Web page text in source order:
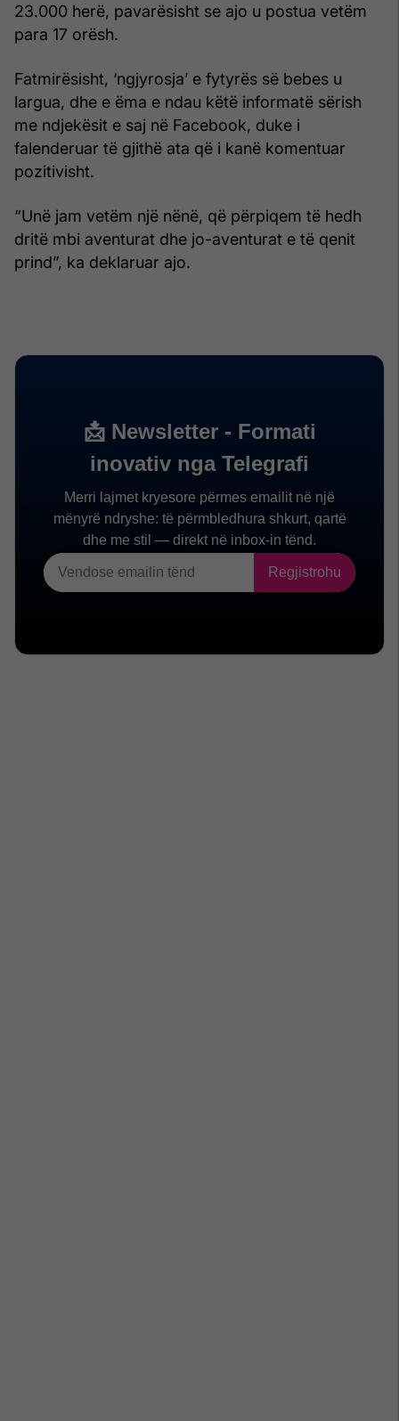
23.000 herë, pavarësisht se ajo u postua vetëm
para 17 orësh.
Fatmirësisht, ‘ngjyrosja’ e fytyrës së bebes u
largua, dhe e ëma e ndau këtë informatë sërish
me ndjekësit e saj në Facebook, duke i
falenderuar të gjithë ata që i kanë komentuar
pozitivisht.
“Unë jam vetëm një nënë, që përpiqem të hedh
dritë mbi aventurat dhe jo-aventurat e të qenit
prind”, ka deklaruar ajo.